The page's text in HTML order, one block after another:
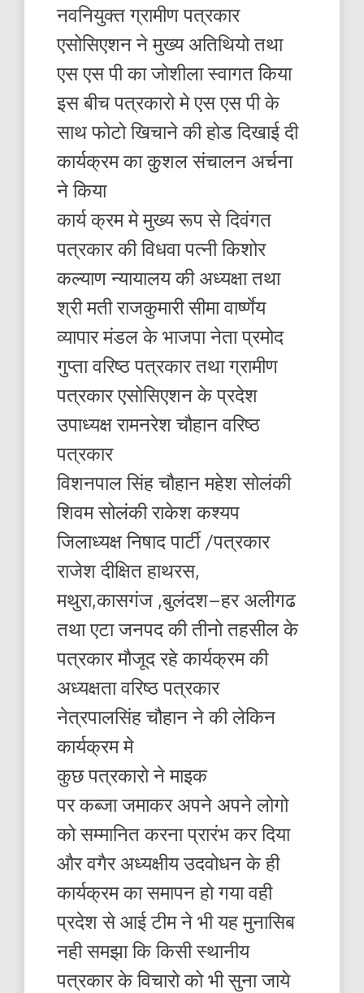
नवनियुक्त ग्रामीण पत्रकार
एसोसिएशन ने मुख्य अतिथियो तथा
एस एस पी का जोशीला स्वागत किया
इस बीच पत्रकारो मे एस एस पी के
साथ फोटो खिचाने की होड दिखाई दी
कार्यक्रम का कुुशल संचालन अर्चना
ने किया
कार्य क्रम मे मुख्य रूप से दिवंगत
पत्रकार की विधवा पत्नी किशोर
कल्याण न्यायालय की अध्यक्षा तथा
श्री मती राजकुमारी सीमा वार्ष्णेय
व्यापार मंडल के भाजपा नेता प्रमोद
गुप्ता वरिष्ठ पत्रकार तथा ग्रामीण
पत्रकार एसोसिएशन के प्रदेश
उपाध्यक्ष रामनरेश चौहान वरिष्ठ
पत्रकार
विशनपाल सिंह चौहान महेश सोलंकी
शिवम सोलंकी राकेश कश्यप
जिलाध्यक्ष निषाद पार्टी /पत्रकार
राजेश दीक्षित हाथरस,
मथुरा,कासगंज ,बुलंदश–हर अलीगढ
तथा एटा जनपद की तीनो तहसील के
पत्रकार मौजूद रहे कार्यक्रम की
अध्यक्षता वरिष्ठ पत्रकार
नेत्रपालसिंह चौहान ने की लेकिन
कार्यक्रम मे
कुछ पत्रकारो ने माइक
पर कब्जा जमाकर अपने अपने लोगो
को सम्मानित करना प्रारंभ कर दिया
और वगैर अध्यक्षीय उदवोधन के ही
कार्यक्रम का समापन हो गया वही
प्रदेश से आई टीम ने भी यह मुनासिब
नही समझा कि किसी स्थानीय
पत्रकार के विचारो को भी सुना जाये